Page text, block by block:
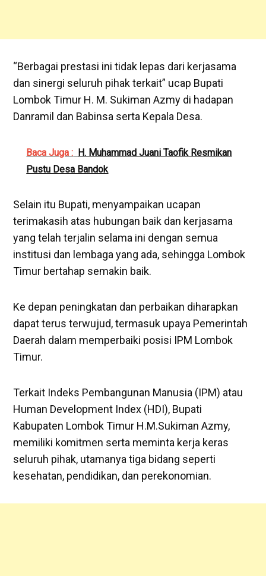
“Berbagai prestasi ini tidak lepas dari kerjasama
dan sinergi seluruh pihak terkait” ucap Bupati
Lombok Timur H. M. Sukiman Azmy di hadapan
Danramil dan Babinsa serta Kepala Desa.
Baca Juga : H. Muhammad Juani Taofik Resmikan
Pustu Desa Bandok
Selain itu Bupati, menyampaikan ucapan
terimakasih atas hubungan baik dan kerjasama
yang telah terjalin selama ini dengan semua
institusi dan lembaga yang ada, sehingga Lombok
Timur bertahap semakin baik.
Ke depan peningkatan dan perbaikan diharapkan
dapat terus terwujud, termasuk upaya Pemerintah
Daerah dalam memperbaiki posisi IPM Lombok
Timur.
Terkait Indeks Pembangunan Manusia (IPM) atau
Human Development Index (HDI), Bupati
Kabupaten Lombok Timur H.M.Sukiman Azmy,
memiliki komitmen serta meminta kerja keras
seluruh pihak, utamanya tiga bidang seperti
kesehatan, pendidikan, dan perekonomian.